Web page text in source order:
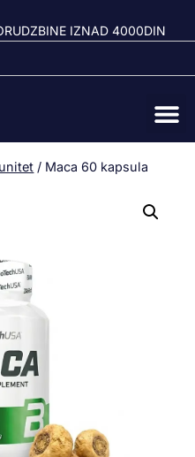
IZNAD 4000DIN
/ Maca 60 kapsula